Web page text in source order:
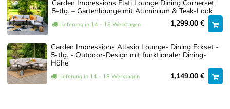
Garden Impressions Elati Lounge Dining Cornerset
5-tlg. – Gartenlounge mit Aluminium & Teak-Look
Lieferung in 14 - 18 Werktagen 1,299.00 €
Garden Impressions Allasio Lounge- Dining Eckset -
5-tlg. - Outdoor-Design mit funktionaler Dining-
Höhe
Lieferung in 14 - 18 Werktagen 1,149.00 €